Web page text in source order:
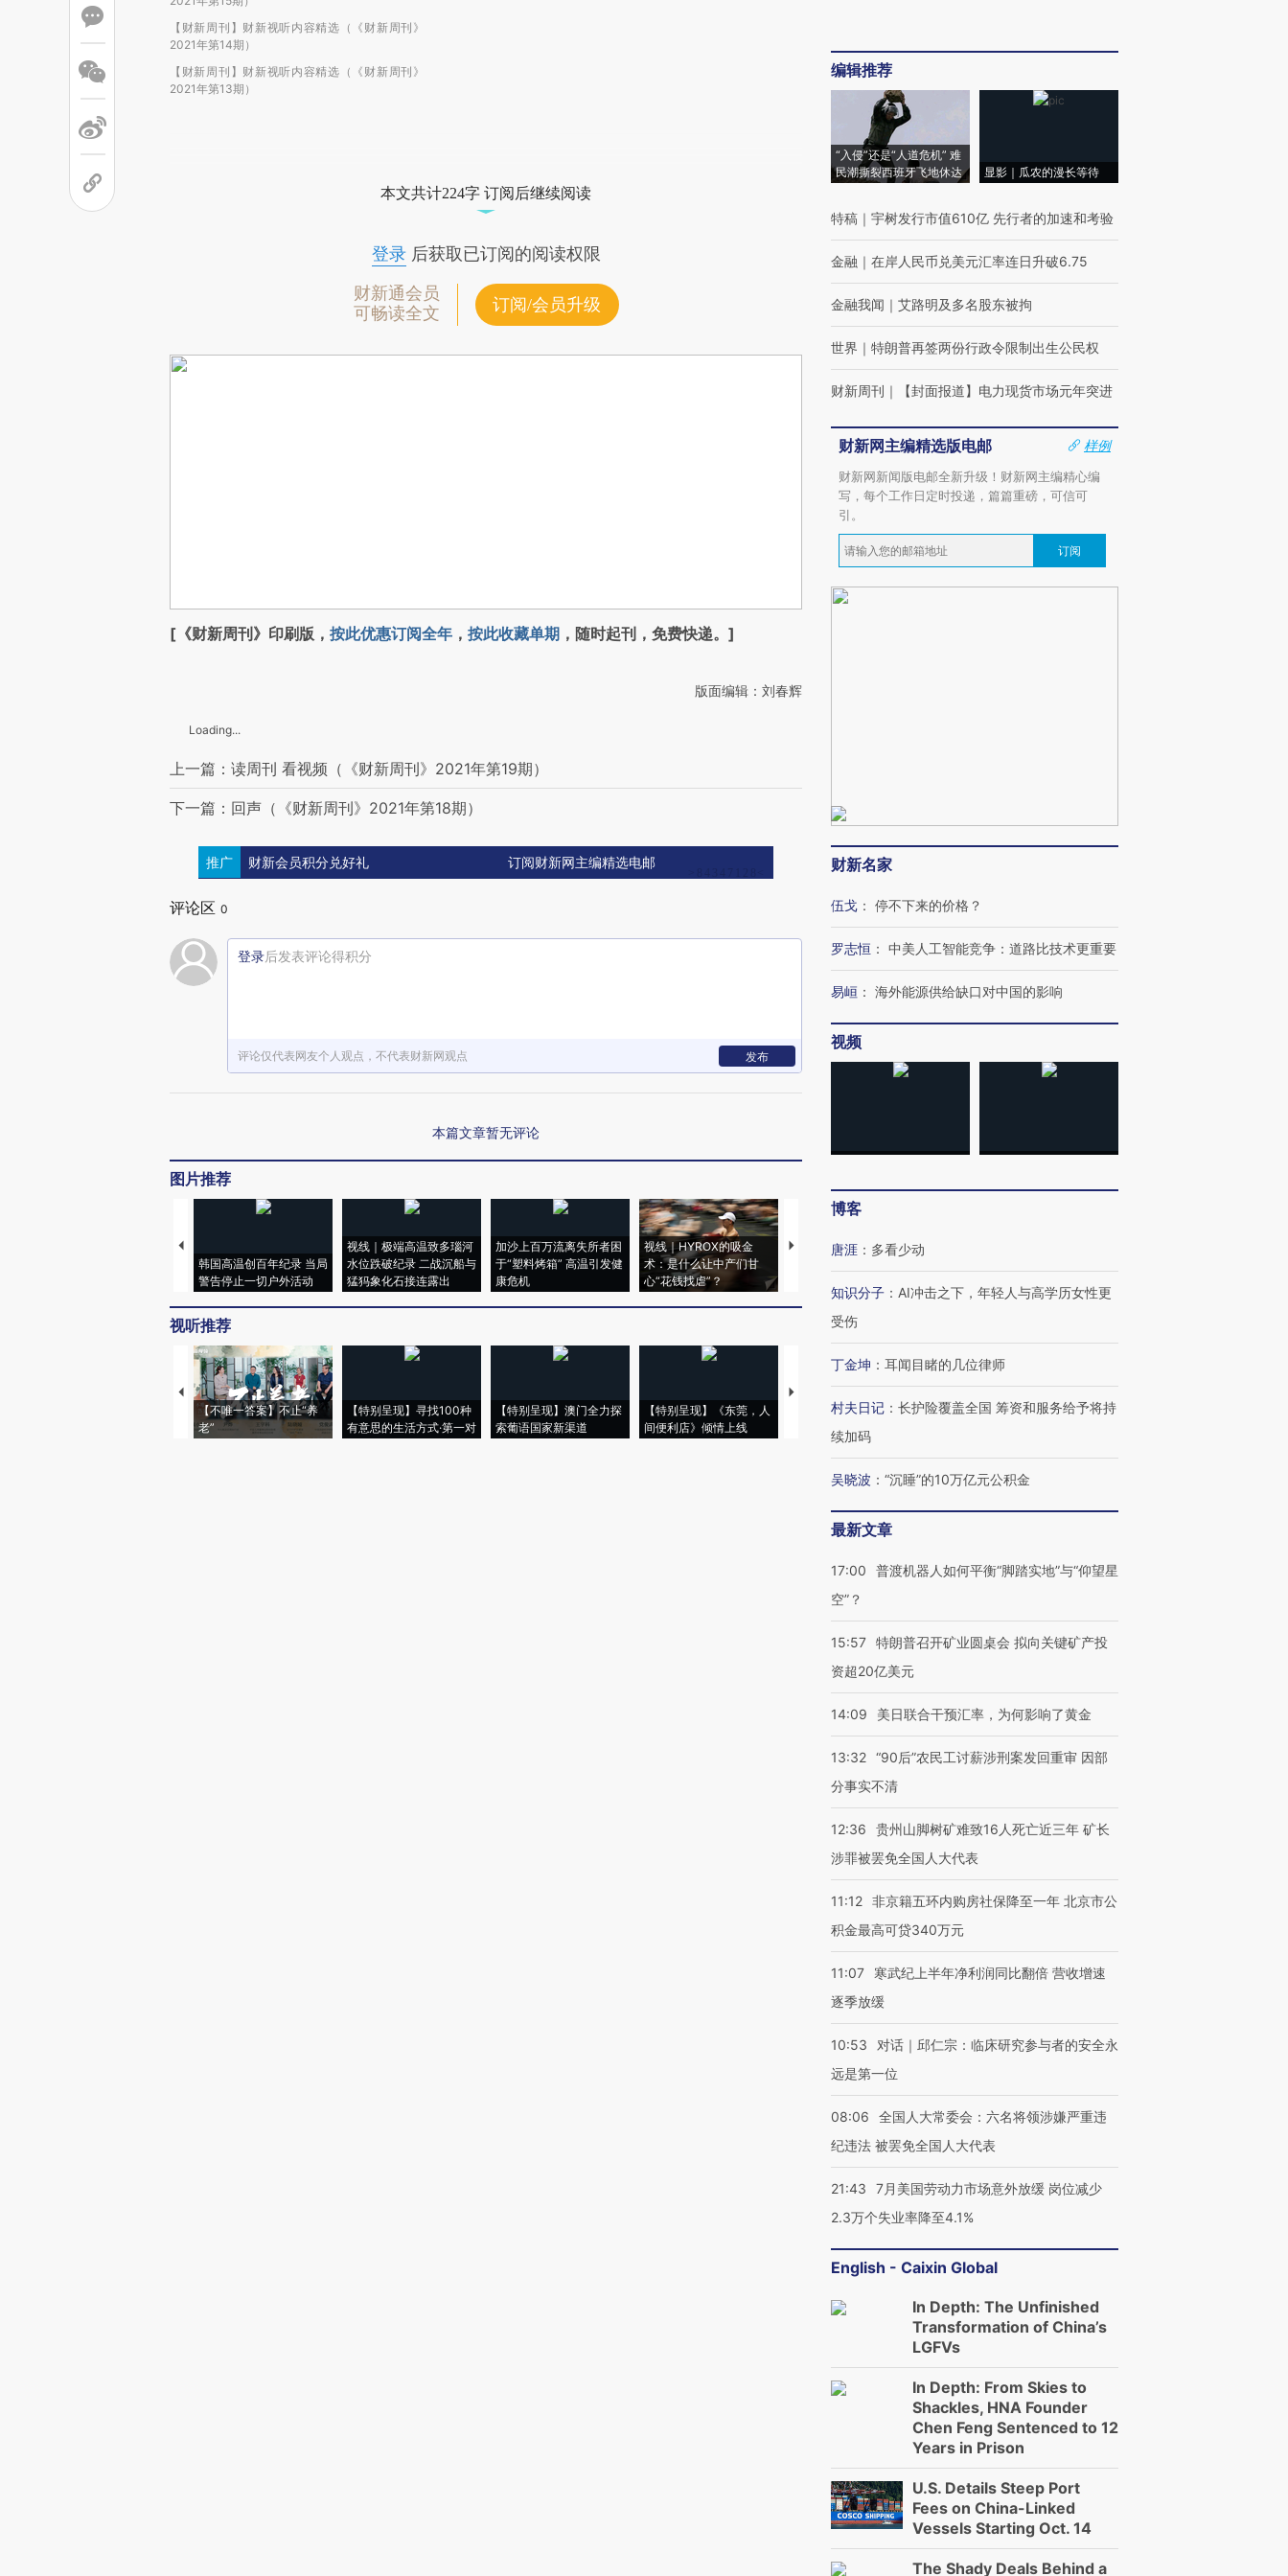
【财新周刊】财新视听内容精选（《财新周刊》
2021年第14期）
【财新周刊】财新视听内容精选（《财新周刊》
2021年第13期）
本文共计224字 订阅后继续阅读
登录后获取已订阅的阅读权限
财新通会员
可畅读全文
订阅/会员升级
[《财新周刊》印刷版， 按此优惠订阅全年 ， 按此收藏单期 ，随时起刊，免费快递。]
版面编辑：刘春辉
Loading...
上一篇：读周刊 看视频（《财新周刊》2021年第19期）
下一篇：回声（《财新周刊》2021年第18期）
推广 财新会员积分兑好礼 订阅财新网主编精选电邮
评论区 0
登录后发表评论得积分
评论仅代表网友个人观点，不代表财新网观点 发布
本篇文章暂无评论
图片推荐
韩国高温创百年纪录 当局
警告停止一切户外活动
视线｜极端高温致多瑙河
水位跌破纪录 二战沉船与
猛犸象化石接连露出
加沙上百万流离失所者困
于“塑料烤箱” 高温引发健
康危机
视线｜HYROX的吸金
术：是什么让中产们甘
心“花钱找虐”？
马航飞行员跨国走私7万
视听推荐
【不唯一答案】不止“养
老”
【特别呈现】寻找100种
有意思的生活方式·第一对
【特别呈现】澳门全力探
索葡语国家新渠道
【特别呈现】《东莞，人
间便利店》倾情上线
【推广】走进第四届链博
会，让数智科技“链”接产
【特别呈现】寻找100种
CFO：不靠规模取胜，华
编辑推荐
“入侵”还是“人道危机” 难
民潮撕裂西班牙飞地休达
显影｜瓜农的漫长等待
特稿 ｜ 宇树发行市值610亿 先行者的加速和考验
金融 ｜ 在岸人民币兑美元汇率连日升破6.75
金融我闻 ｜ 艾路明及多名股东被拘
世界 ｜ 特朗普再签两份行政令限制出生公民权
财新周刊 ｜ 【封面报道】电力现货市场元年突进
财新网主编精选版电邮
样例
财新网新闻版电邮全新升级！财新网主编精心编
写，每个工作日定时投递，篇篇重磅，可信可
引。
订阅
财新名家
伍戈 ： 停不下来的价格？
罗志恒 ： 中美人工智能竞争：道路比技术更重要
易峘 ： 海外能源供给缺口对中国的影响
视频
博客
唐涯 ： 多看少动
知识分子 ： AI冲击之下，年轻人与高学历女性更
受伤
丁金坤 ： 耳闻目睹的几位律师
村夫日记 ： 长护险覆盖全国 筹资和服务给予将持
续加码
吴晓波 ： “沉睡”的10万亿元公积金
最新文章
17:00
普渡机器人如何平衡“脚踏实地”与“仰望星
空”？
15:57 特朗普召开矿业圆桌会 拟向关键矿产投
资超20亿美元
14:09 美日联合干预汇率，为何影响了黄金
13:32 “90后”农民工讨薪涉刑案发回重审 因部
分事实不清
12:36
贵州山脚树矿难致16人死亡近三年 矿长
涉罪被罢免全国人大代表
11:12 非京籍五环内购房社保降至一年 北京市公
积金最高可贷340万元
11:07
寒武纪上半年净利润同比翻倍 营收增速
逐季放缓
10:53
对话｜邱仁宗：临床研究参与者的安全永
远是第一位
08:06
全国人大常委会：六名将领涉嫌严重违
纪违法 被罢免全国人大代表
21:43
7月美国劳动力市场意外放缓 岗位减少
2.3万个失业率降至4.1%
English - Caixin Global
In Depth: The Unfinished
Transformation of China’s
LGFVs
In Depth: From Skies to
Shackles, HNA Founder
Chen Feng Sentenced to 12
Years in Prison
U.S. Details Steep Port
Fees on China-Linked
Vessels Starting Oct. 14
The Shady Deals Behind a